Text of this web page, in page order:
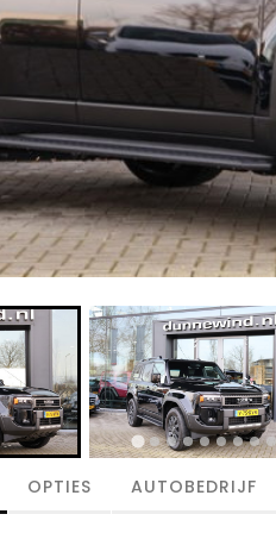
OPTIES AUTOBEDRIJF